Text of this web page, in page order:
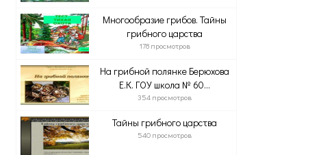
Многообразие грибов. Тайны
грибного царства
178 просмотров
На грибной полянке Берюхова
Е.К. ГОУ школа № 60...
354 просмотров
Тайны грибного царства
540 просмотров